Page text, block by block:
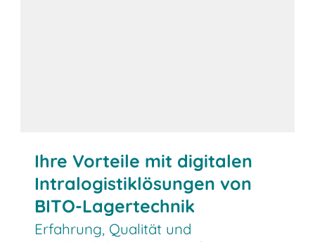
Ihre Vorteile mit digitalen
Intralogistiklösungen von
BITO-Lagertechnik
Erfahrung, Qualität und